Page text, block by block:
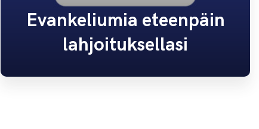
Evankeliumia eteenpäin
lahjoituksellasi